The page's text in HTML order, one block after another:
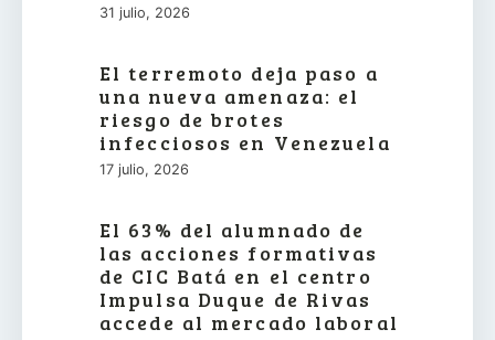
31 julio, 2026
El terremoto deja paso a
una nueva amenaza: el
riesgo de brotes
infecciosos en Venezuela
17 julio, 2026
El 63% del alumnado de
las acciones formativas
de CIC Batá en el centro
Impulsa Duque de Rivas
accede al mercado laboral